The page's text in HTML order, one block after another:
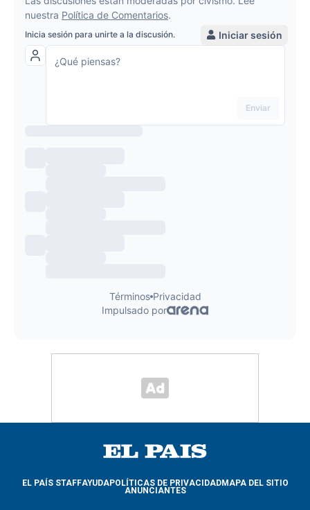
EL PAÍS STAFFAYUDAPOLÍTICAS DE PRIVACIDADMAPA DEL SITIO
ANUNCIANTES